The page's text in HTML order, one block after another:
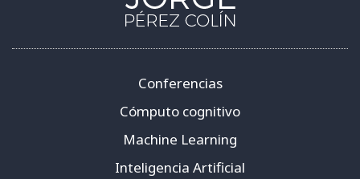
Conferencias
Cómputo cognitivo
Machine Learning
Inteligencia Artificial